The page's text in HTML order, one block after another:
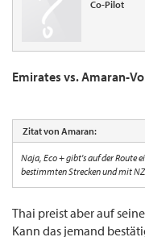
Co-Pilot
Emirates vs. Amaran-
Zitat von Amaran:
Naja, Eco + gibt's auf der Route
bestimmten Strecken und mit
Thai preist aber auf
Kann das jemand